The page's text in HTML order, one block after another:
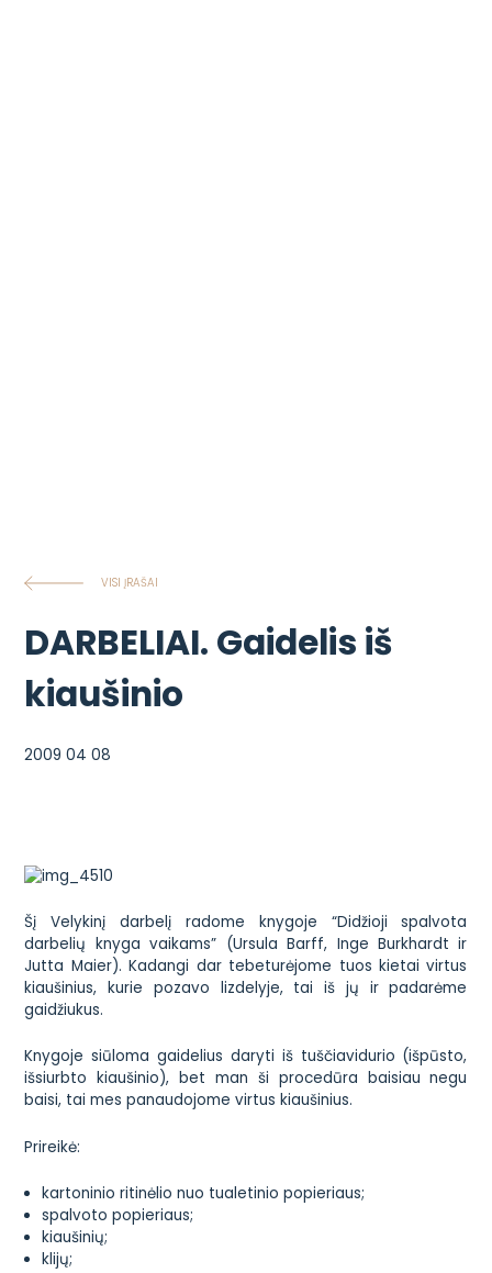
VISI ĮRAŠAI
DARBELIAI. Gaidelis iš
kiaušinio
2009 04 08
Šį Velykinį darbelį radome knygoje “Didžioji spalvota
darbelių knyga vaikams” (Ursula Barff, Inge Burkhardt ir
Jutta Maier). Kadangi dar tebeturėjome tuos kietai virtus
kiaušinius, kurie pozavo lizdelyje, tai iš jų ir padarėme
gaidžiukus.
Knygoje siūloma gaidelius daryti iš tuščiavidurio (išpūsto,
išsiurbto kiaušinio), bet man ši procedūra baisiau negu
baisi, tai mes panaudojome virtus kiaušinius.
Prireikė:
kartoninio ritinėlio nuo tualetinio popieriaus;
spalvoto popieriaus;
kiaušinių;
klijų;